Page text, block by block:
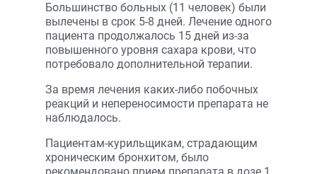
Большинство больных (11 человек) были
вылечены в срок 5-8 дней. Лечение одного
пациента продолжалось 15 дней из-за
повышенного уровня сахара крови, что
потребовало дополнительной терапии.
За время лечения каких-либо побочных
реакций и непереносимости препарата не
наблюдалось.
Пациентам-курильщикам, страдающим
хроническим бронхитом, было